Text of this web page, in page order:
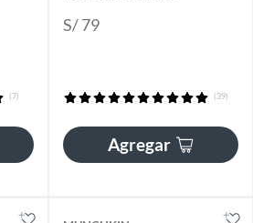
(7)
S/ 79
(39)
Agregar